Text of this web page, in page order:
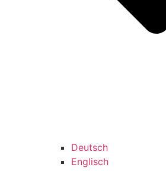
Deutsch
Englisch